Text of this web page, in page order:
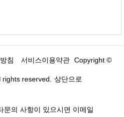
침 서비스이용약관 Copyright ©
reserved. 상단으로
문의 사항이 있으시면 이메일